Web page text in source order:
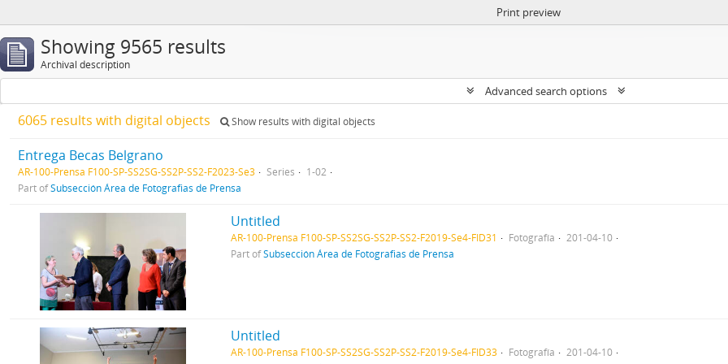
Print preview
Showing 9565 results
Archival description
Advanced search options
6065 results with digital objects Show results with digital objects
Entrega Becas Belgrano
AR-100-Prensa F100-SP-SS2SG-SS2P-SS2-F2023-Se3 Series
1-02
Part ofSubsección Área de Fotografias de Prensa
Untitled
AR-100-Prensa F100-SP-SS2SG-SS2P-SS2-F2019-Se4-FID31 Fotografía
201-04-10
Part ofSubsección Área de Fotografias de Prensa
Untitled
AR-100-Prensa F100-SP-SS2SG-SS2P-SS2-F2019-Se4-FID33 Fotografía
201-04-10